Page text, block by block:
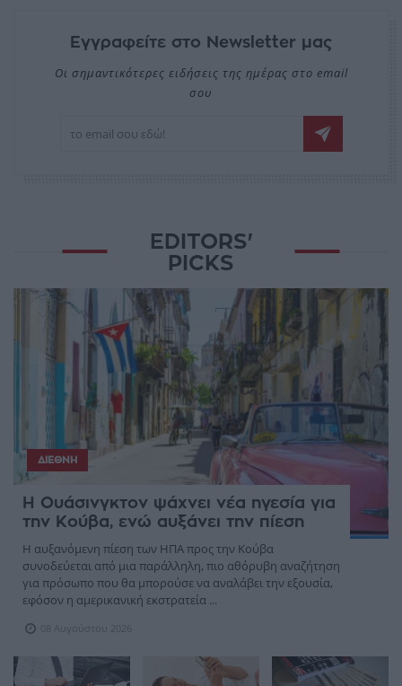
Εγγραφείτε στο Newsletter μας
Οι σημαντικότερες ειδήσεις της ημέρας στο email
σου
EDITORS'
PICKS
ΔΙΕΘΝΉ
Η Ουάσινγκτον ψάχνει νέα ηγεσία για
την Κούβα, ενώ αυξάνει την πίεση
Η αυξανόμενη πίεση των ΗΠΑ προς την Κούβα
συνοδεύεται από μια παράλληλη, πιο αθόρυβη αναζήτηση
για πρόσωπο που θα μπορούσε να αναλάβει την εξουσία,
εφόσον η αμερικανική εκστρατεία ...
08 Αυγούστου 2026